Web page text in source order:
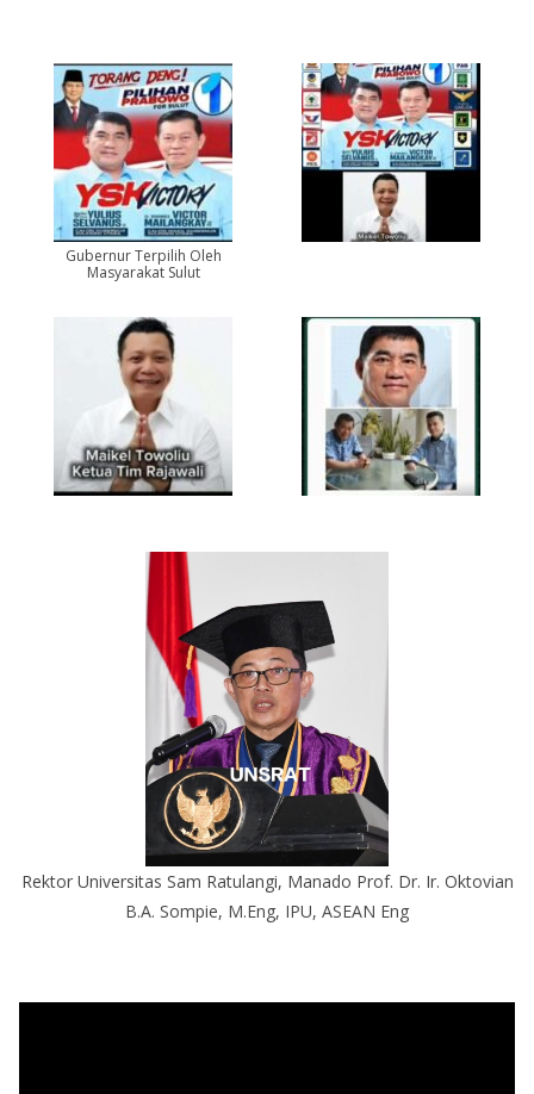
Gubernur Terpilih Oleh
Masyarakat Sulut
Rektor Universitas Sam Ratulangi, Manado Prof. Dr. Ir. Oktovian
B.A. Sompie, M.Eng, IPU, ASEAN Eng